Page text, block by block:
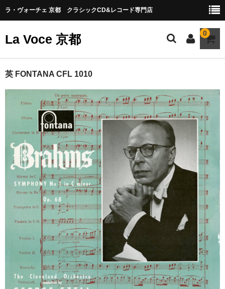
ラ・ヴォーチェ 京都 クラシックCD&レコード専門店
La Voce 京都 0
CATALOG LP
New arrival
交響曲・管弦楽曲
協奏曲
室内楽曲
器楽曲
合唱
オペラ
古楽曲
英 FONTANA CFL 1010